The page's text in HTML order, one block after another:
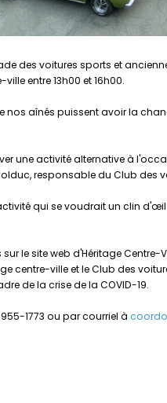
des voitures sports et
entre 13h00 et 16h00.
nos aînés puissent avoir la
une activité alternative à
responsable du Club des
qui se voudrait un clin
le site web d'Héritage Centre-
centre-ville et le Club des
de la crise de la COVID-19.
1773 ou par courriel à